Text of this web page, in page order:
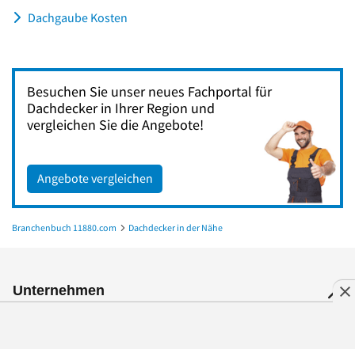
Dachgaube Kosten
Besuchen Sie unser neues Fachportal für
Dachdecker in Ihrer Region und
vergleichen Sie die Angebote!
Angebote vergleichen
Branchenbuch 11880.com
Dachdecker in der Nähe
Unternehmen